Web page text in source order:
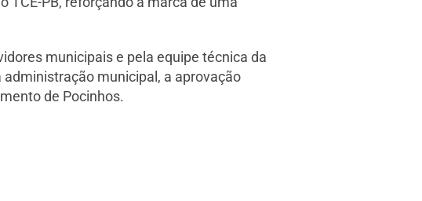
municipais e pela equipe técnica da
municipal, a aprovação
de Pocinhos.